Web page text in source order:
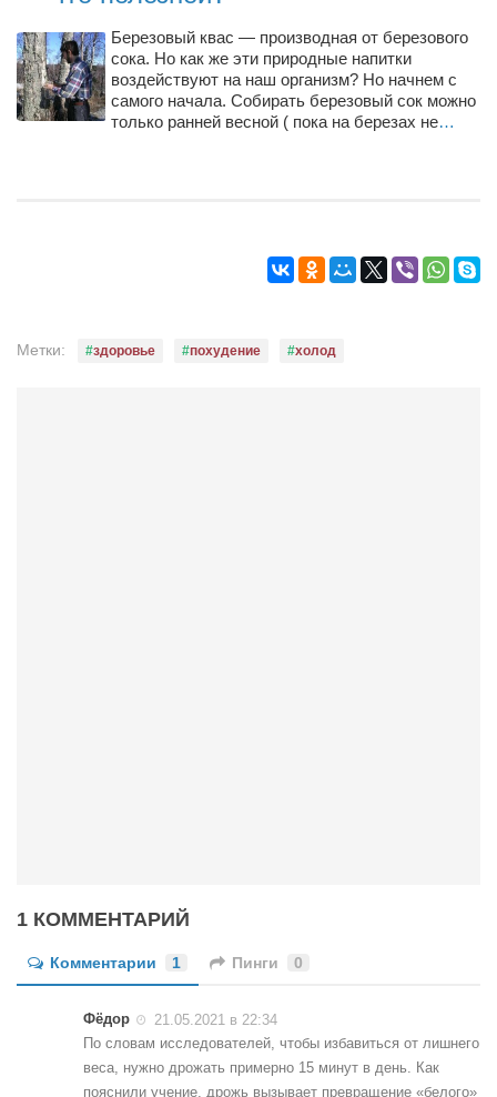
Художники
Надія Белокур
Анна Гидора
Анна Черненко
Афиша Сумы
О нас
Березовый квас — производная от березового
сока. Но как же эти природные напитки
воздействуют на наш организм? Но начнем с
самого начала. Собирать березовый сок можно
только ранней весной ( пока на березах не…
Метки: здоровье похудение холод
1 КОММЕНТАРИЙ
Комментарии 1 Пинги 0
Фёдор
21.05.2021 в 22:34
По словам исследователей, чтобы избавиться от лишнего
веса, нужно дрожать примерно 15 минут в день. Как
пояснили учение, дрожь вызывает превращение «белого»